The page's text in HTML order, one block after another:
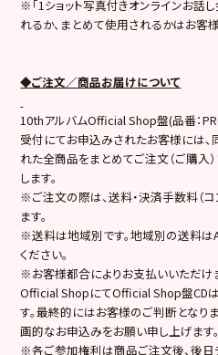
※「1ショット写真付きオンラインお話
れるか、まとめて使用されるかはお客
◆ご注文／商品お届けについて
10thアルバムOfficial Shop盤(品番：
受付にてお申込みされたお客様には
れた全商品をまとめてご注文（ご購入
します。
※ご注文の際は、送料・決済手数料（
ます。
※送料は地域別です。地域別の送料
ください。
※お客様都合によりお支払いいただけ
Official ShopにてOfficial Shop盤CD
す。最終的にはお客様のご判断となり
画的なお申込みをお願い申し上げます。
※各ご参加権利は商品ご注文後、後日